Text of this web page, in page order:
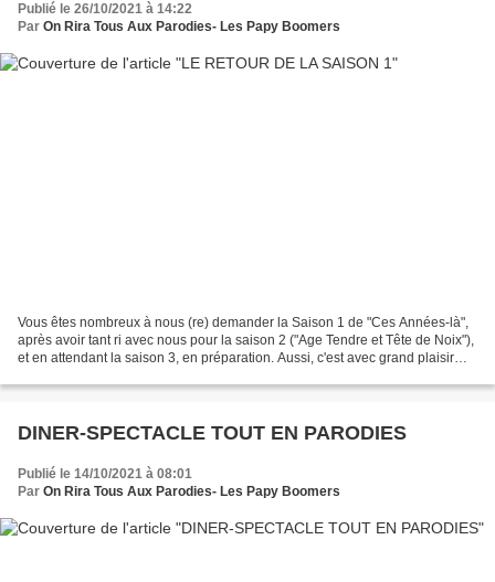
Publié le 26/10/2021 à 14:22
Par On Rira Tous Aux Parodies- Les Papy Boomers
Vous êtes nombreux à nous (re) demander la Saison 1 de "Ces Années-là",
après avoir tant ri avec nous pour la saison 2 ("Age Tendre et Tête de Noix"),
et en attendant la saison 3, en préparation. Aussi, c'est avec grand plaisir
DINER-SPECTACLE TOUT EN PARODIES
Publié le 14/10/2021 à 08:01
Par On Rira Tous Aux Parodies- Les Papy Boomers